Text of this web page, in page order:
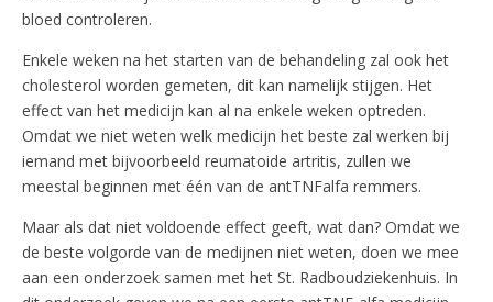
bloed controleren.
Enkele weken na het starten van de behandeling zal ook het
cholesterol worden gemeten, dit kan namelijk stijgen. Het
effect van het medicijn kan al na enkele weken optreden.
Omdat we niet weten welk medicijn het beste zal werken bij
iemand met bijvoorbeeld reumatoide artritis, zullen we
meestal beginnen met één van de antTNFalfa remmers.
Maar als dat niet voldoende effect geeft, wat dan? Omdat we
de beste volgorde van de medijnen niet weten, doen we mee
aan een onderzoek samen met het St. Radboudziekenhuis. In